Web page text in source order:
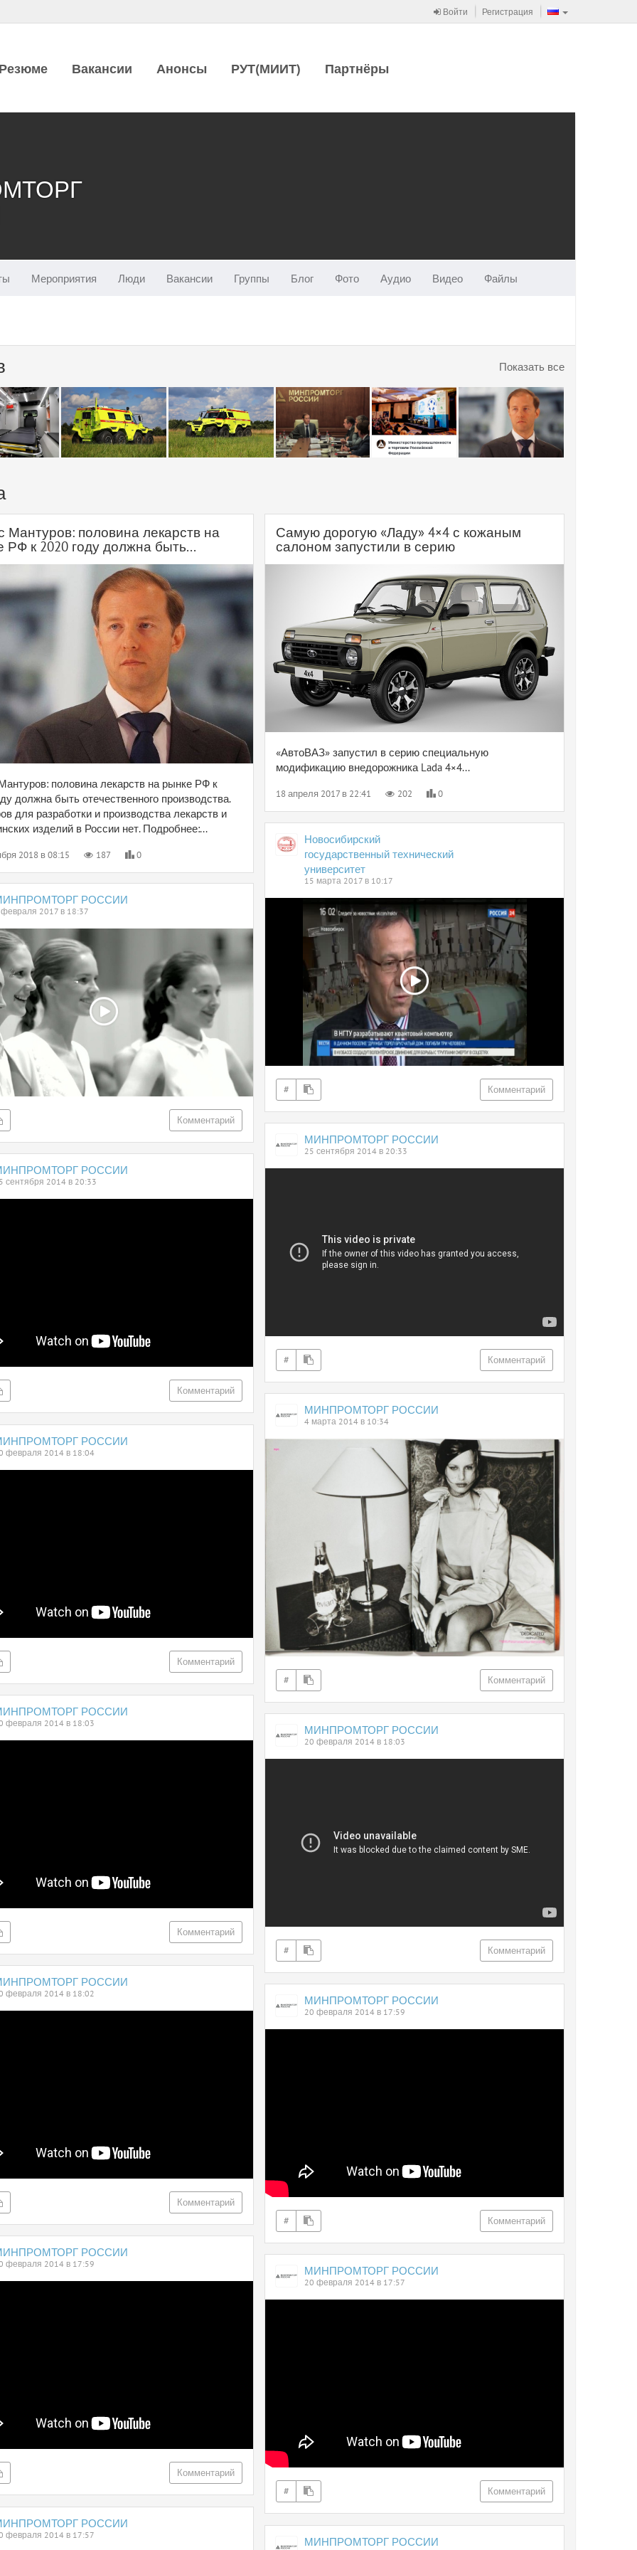
Войти Регистрация
Вакансии Анонсы РУТ(МИИТ) Партнёры
Мероприятия Люди Вакансии Группы Блог Фото Аудио Видео Файлы
Показать все
Мантуров: половина лекарств на
РФ к 2020 году должна быть...
половина лекарств на рынке РФ к
должна быть отечественного производства.
для разработки и производства лекарств и
изделий в России нет. Подробнее:...
2018 в 08:15 187 0
Самую дорогую «Ладу» 4×4 с кожаным
салоном запустили в серию
«АвтоВАЗ» запустил в серию специальную
модификацию внедорожника Lada 4×4...
18 апреля 2017 в 22:41 202 0
Новосибирский
государственный технический
университет
15 марта 2017 в 10:17
# Комментарий
РОССИИ
2017 в 18:37
Комментарий
МИНПРОМТОРГ РОССИИ
25 сентября 2014 в 20:33
# Комментарий
РОССИИ
сентября 2014 в 20:33
Комментарий
МИНПРОМТОРГ РОССИИ
4 марта 2014 в 10:34
# Комментарий
РОССИИ
февраля 2014 в 18:04
Комментарий
РОССИИ
февраля 2014 в 18:03
Комментарий
МИНПРОМТОРГ РОССИИ
20 февраля 2014 в 18:03
# Комментарий
РОССИИ
февраля 2014 в 18:02
Комментарий
МИНПРОМТОРГ РОССИИ
20 февраля 2014 в 17:59
# Комментарий
РОССИИ
февраля 2014 в 17:59
Комментарий
МИНПРОМТОРГ РОССИИ
20 февраля 2014 в 17:57
# Комментарий
РОССИИ
февраля 2014 в 17:57
МИНПРОМТОРГ РОССИИ